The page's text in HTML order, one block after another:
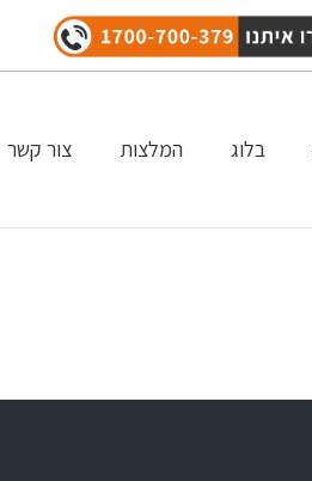
בלוג המלצות צור קשר